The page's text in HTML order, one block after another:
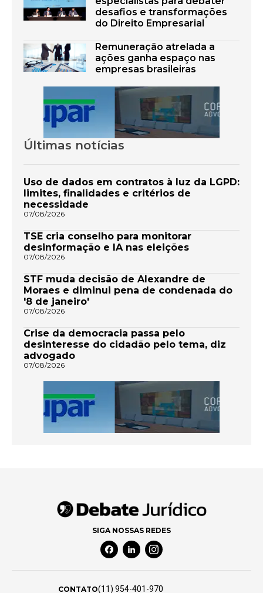
desafios e transformações
do Direito Empresarial
Remuneração atrelada a
ações ganha espaço nas
empresas brasileiras
Últimas notícias
Uso de dados em contratos à luz da LGPD:
limites, finalidades e critérios de
necessidade
07/08/2026
TSE cria conselho para monitorar
desinformação e IA nas eleições
07/08/2026
STF muda decisão de Alexandre de
Moraes e diminui pena de condenada do
'8 de janeiro'
07/08/2026
Crise da democracia passa pelo
desinteresse do cidadão pelo tema, diz
advogado
07/08/2026
SIGA NOSSAS REDES
Facebook Social Media
Linkedin Social Media
Instagram Social Media
CONTATO(11) 954-401-970